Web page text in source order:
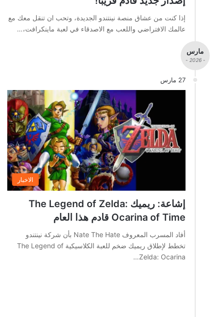
إذا كنت من عشاق منصة نينتندو الجديدة، وتحب ان تنقل معك مع
عالمك الافتراضي واللعب مع الاصدقاء في لعبة ماينكرافت،…
مارس
- 2026 -
27 مارس
الاخبار
إشاعة: ريميك The Legend of Zelda:
Ocarina of Time قادم هذا العام
أفاد المسرب المعروف Nate The Hate بأن شركة نينتندو
تخطط لإطلاق ريميك ضخم للعبة الكلاسيكية The Legend of
Zelda: Ocarina…